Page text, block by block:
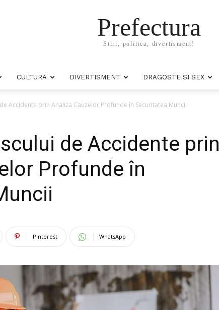
Prefectura
Stiri, politica, divertisment!
CULTURA DIVERTISMENT DRAGOSTE SI SEX
Accidente prin Analiza Cauzelor Profunde în Securitatea Muncii
de Accidente prin
Profunde în
Pinterest WhatsApp